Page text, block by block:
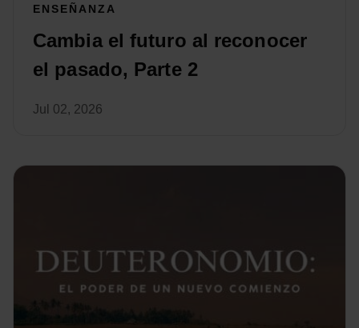
ENSEÑANZA
Cambia el futuro al reconocer
el pasado, Parte 2
Jul 02, 2026